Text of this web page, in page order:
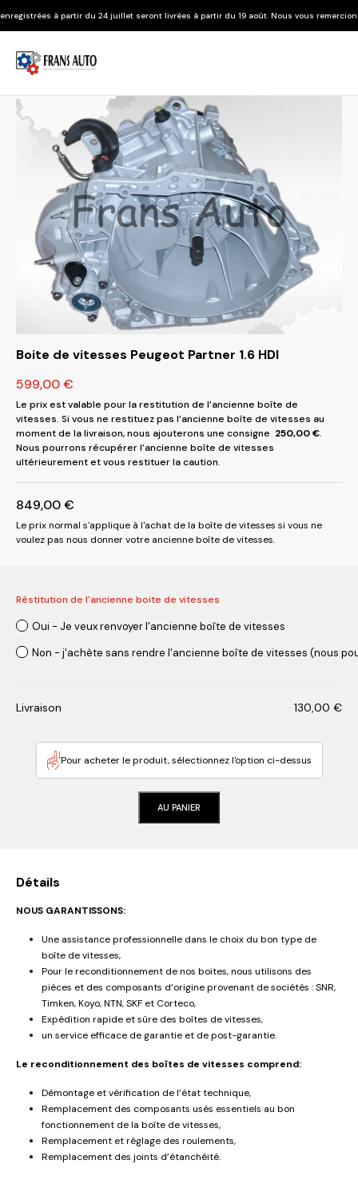
24 juillet seront livrées à partir du 19 août. Nous vous remercions de votre
Boite de vitesses Peugeot Partner 1.6 HDI
599,00€
Le prix est valable pour la restitution de l’ancienne boîte de
vitesses. Si vous ne restituez pas l’ancienne boîte de vitesses au
moment de la livraison, nous ajouterons une consigne 250,00€.
Nous pourrons récupérer l’ancienne boîte de vitesses
ultérieurement et vous restituer la caution.
849,00€
Le prix normal s'applique à l'achat de la boîte de vitesses si vous ne
voulez pas nous donner votre ancienne boîte de vitesses.
Réstitution de l'ancienne boite de vitesses
Oui - Je veux renvoyer l'ancienne boîte de vitesses
Non - j'achète sans rendre l'ancienne boîte de vitesses (nous
Livraison 130,00 €
Pour acheter le produit, sélectionnez l'option ci-dessus
AU PANIER
Détails
NOUS GARANTISSONS:
Une assistance professionnelle dans le choix du bon type de
boîte de vitesses,
Pour le reconditionnement de nos boites, nous utilisons des
pièces et des composants d’origine provenant de sociétés : SNR,
Timken, Koyo, NTN, SKF et Corteco,
Expédition rapide et sûre des boîtes de vitesses,
un service efficace de garantie et de post-garantie.
Le reconditionnement des boîtes de vitesses comprend:
Démontage et vérification de l’état technique,
Remplacement des composants usés essentiels au bon
fonctionnement de la boîte de vitesses,
Remplacement et réglage des roulements,
Remplacement des joints d’étanchéité.